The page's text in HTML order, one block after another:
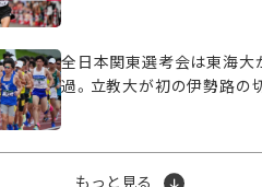
全日本関東選考会は東海大
過。立教大が初の伊勢路の
もっと見る